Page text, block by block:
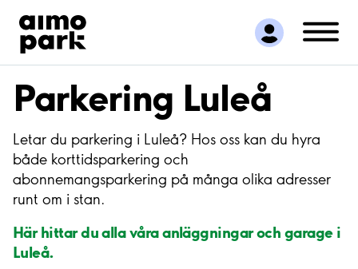
Hitta parkering
Samarbete
Kundservice
Om Aimo Park
Parkering Luleå
Letar du parkering i Luleå? Hos oss kan du hyra
både korttidsparkering och
abonnemangsparkering på många olika adresser
runt om i stan.
Här hittar du alla våra anläggningar och garage i
Luleå.